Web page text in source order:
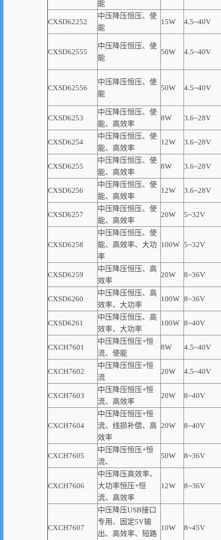
能
CXSD62252
中压降压恒压、使
能
15W 4.5~40V
CXSD62555
中压降压恒压、使
能
50W 4.5~40V
CXSD62556
中压降压恒压、使
能
50W 4.5~40V
CXSD6253
中压降压恒压、使
能、高效率
8W 3.6~28V
CXSD6254
中压降压恒压、使
能、高效率
12W 3.6~28V
CXSD6255
中压降压恒压、使
能、高效率
8W 3.6~28V
CXSD6256
中压降压恒压、使
能、高效率
12W 3.6~28V
CXSD6257
中压降压恒压、使
能、高效率
20W 5~32V
CXSD6258
中压降压恒压、使
能、高效率、大功
率
100W 5~32V
CXSD6259
中压降压恒压、高
效率
20W 8~36V
CXSD6260
中压降压恒压、高
效率、大功率
100W 8~36V
CXSD6261
中压降压恒压、高
效率、大功率
100W 8~40V
CXCH7601
中压降压恒压+恒
流、使能
8W 4.5~40V
CXCH7602
中压降压恒压+恒
流
20W 4.5~40V
CXCH7603
中压降压恒压+恒
流、高效率
20W 8~40V
CXCH7604
中压降压恒压+恒
流、线损补偿、高
效率
20W 8~40V
CXCH7605
中压降压恒压+恒
流、
50W 8~36V
CXCH7606
中压降压高效率、
大功率恒压+恒
流、高效率
12W 8~36V
CXCH7607
中压降压USB接口
专用、固定5V输
出、高效率、短路
10W 8~45V